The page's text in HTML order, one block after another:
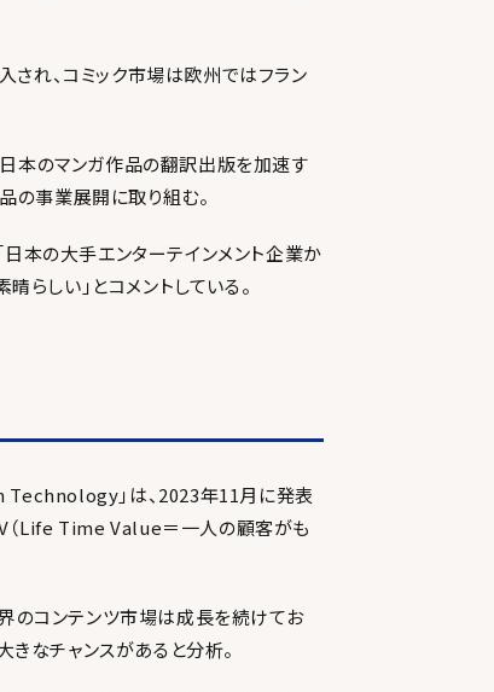
れ、コミック市場は欧州ではフラン
本のマンガ作品の翻訳出版を加速す
の事業展開に取り組む。
本の大手エンターテインメント企業か
しい」とコメントしている。
Technology」は、2023年11月に発表
（Life Time Value＝一人の顧客がも
のコンテンツ市場は成長を続けてお
きなチャンスがあると分析。